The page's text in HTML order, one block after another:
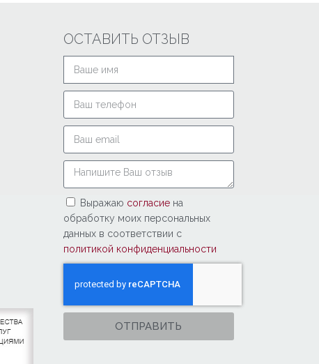
ОСТАВИТЬ ОТЗЫВ
Выражаю согласие на
обработку моих персональных
данных в соответствии с
политикой конфиденциальности
ОТПРАВИТЬ